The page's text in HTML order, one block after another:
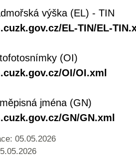
výška (EL) - TIN
EL-TIN/EL-
(OI)
OI/OI.xml
jména (GN)
GN/GN.xml
05.05.2026